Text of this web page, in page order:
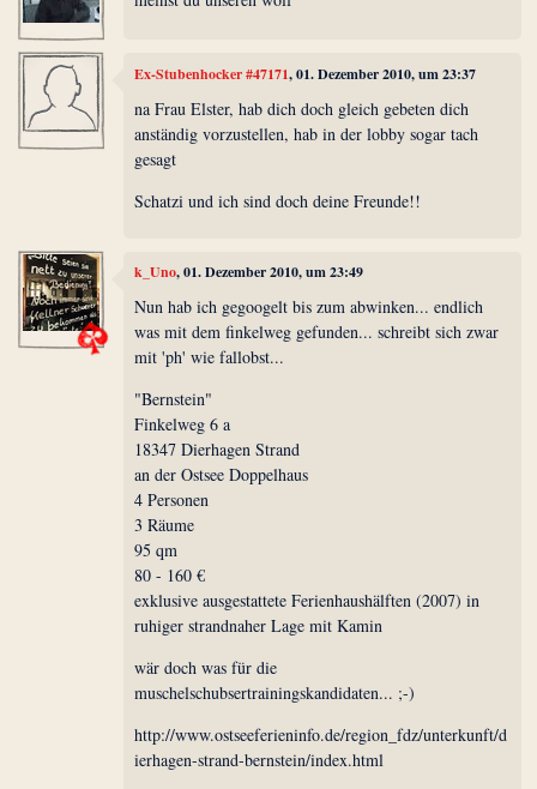
Ex-Stubenhocker #47171, 01. Dezember 2010, um 23:37
na Frau Elster, hab dich doch gleich gebeten dich
anständig vorzustellen, hab in der lobby sogar tach
gesagt
Schatzi und ich sind doch deine Freunde!!
k_Uno, 01. Dezember 2010, um 23:49
Nun hab ich gegoogelt bis zum abwinken... endlich
was mit dem finkelweg gefunden... schreibt sich zwar
mit 'ph' wie fallobst...
"Bernstein"
Finkelweg 6 a
18347 Dierhagen Strand
an der Ostsee Doppelhaus
4 Personen
3 Räume
95 qm
80 - 160 €
exklusive ausgestattete Ferienhaushälften (2007) in
ruhiger strandnaher Lage mit Kamin
wär doch was für die
muschelschubsertrainingskandidaten... ;-)
http://www.ostseeferieninfo.de/region_fdz/unterkunft/d
ierhagen-strand-bernstein/index.html